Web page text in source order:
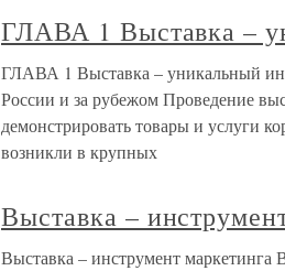
ГЛАВА 1 Выставка –
ГЛАВА 1 Выставка – уникальный
России и за рубежом Проведение
демонстрировать товары и услуги
возникли в крупных
Выставка –
Выставка – инструмент маркетинга